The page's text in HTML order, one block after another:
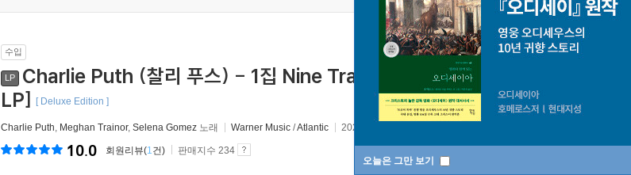
오늘은 그만 보기
수입
LP
Charlie Puth (찰리 푸스) - 1집 Nine Track Mind [투명 크리스탈 컬러
LP]
[ Deluxe Edition ]
Charlie Puth, Meghan Trainor, Selena Gomez 노래 Warner Music /Atlantic 2023년 06월 23일
10.0 회원리뷰(1건) 판매지수 234